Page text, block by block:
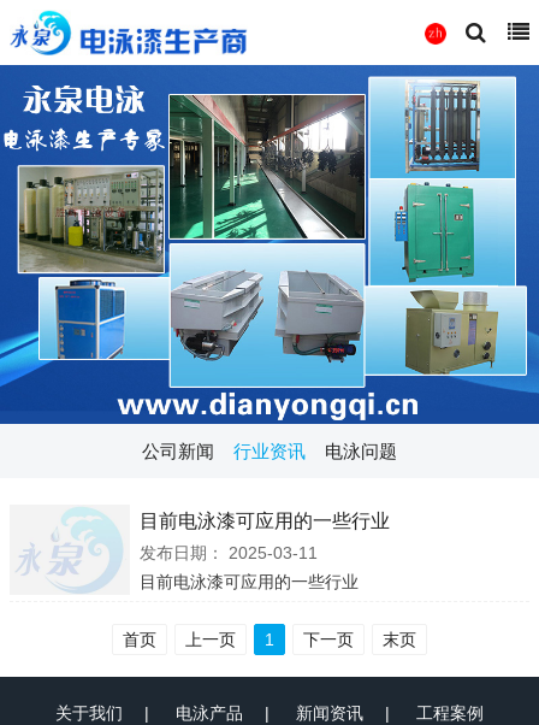
公司新闻 行业资讯 电泳问题
目前电泳漆可应用的一些行业
发布日期：
2025-03-11
目前电泳漆可应用的一些行业
首页 上一页 1 下一页 末页
关于我们 电泳产品 新闻资讯
工程案例